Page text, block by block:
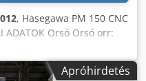
, Hasegawa PM 150 CNC
ADATOK Orsó Orsó orr:
fordulat/perc Orsómotor:
10 Szerszám -
X-tengely: 150
Apróhirdetés